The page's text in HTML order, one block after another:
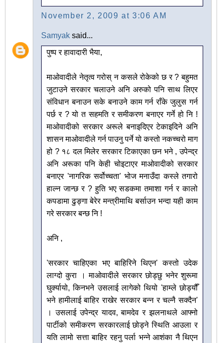
November 2, 2009 at 3:06 AM
Samyak said...
पुष्प र हावादारी भैया,
माओवादीले नेतृत्व गरोस् न कसले रोकेको छ र ? बहुमत
जुटाउने सरकार चलाउने अनि अरुको पनि साथ लिएर
संविधान बनाउन सके बनाउने काम गर्न राँके जुलुस गर्न
पर्छ र ? यो त सहमति र समीकरण बनाएर गर्ने हो नि !
माओवादीको सरकार अरूले बनाइदिएर टेकाइदिने अनि
शासन माओवादीले गर्न पाउनु पर्ने यो कस्तो नकच्चरो माग
हो ? १८ दल मिलेर सरकार टिकाएका छन भने , उपेन्द्र
अनि अरूका पनि केही चोइटाएर माओवादीको सरकार
बनाएर 'नागरिक सर्वोच्चता' भोज मनाउँदा कस्ले तगारो
हाल्न जान्छ र ? हुति भए सडकमा तमाशा गर्न र कालो
कपडामा ढुङ्गा बेरेर मन्त्रीमाथि बर्साउन भन्दा यही काम
गरे सरकार बन्छ नि !
अनि ,
'सरकार चाहिएका भए बाहिरिने थिएन' कस्तो उदेक
लाग्दो कुरा । माओवादीले सरकार छोड्छु भनेर शुरूमा
घुर्क्यायो, किनभने उसलाई लागेको थियो 'हाम्ले छोड्यौँ
भने हामीलाई बाहिर राखेर सरकार बन्न र चल्नै सक्दैन'
। उसलाई उपेन्द्र यादव, बामदेव र झलनाथले आफ्नो
पार्टीको समीकरण सरकारलाई छोड्ने स्थिति आउला र
यति लामो सत्ता बाहिर रहनु पर्ला भन्ने आशंका नै थिएन